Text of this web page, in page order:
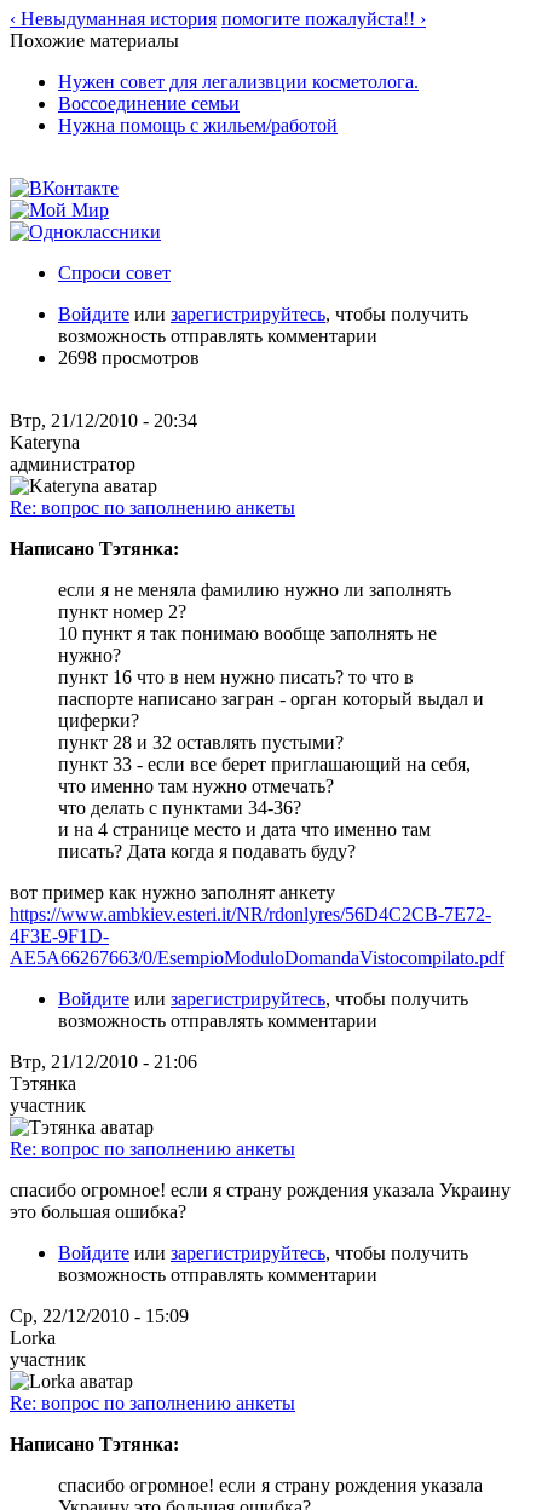
‹ Невыдуманная история помогите пожалуйста!! ›
Похожие материалы
Нужен совет для легализвции косметолога.
Воссоединение семьи
Нужна помощь с жильем/работой
Спроси совет
Войдите или зарегистрируйтесь, чтобы получить
возможность отправлять комментарии
2698 просмотров
Втр, 21/12/2010 - 20:34
Kateryna
администратор
Re: вопрос по заполнению анкеты
Написано Тэтянка:
если я не меняла фамилию нужно ли заполнять
пункт номер 2?
10 пункт я так понимаю вообще заполнять не
нужно?
пункт 16 что в нем нужно писать? то что в
паспорте написано загран - орган который выдал и
циферки?
пункт 28 и 32 оставлять пустыми?
пункт 33 - если все берет приглашающий на себя,
что именно там нужно отмечать?
что делать с пунктами 34-36?
и на 4 странице место и дата что именно там
писать? Дата когда я подавать буду?
вот пример как нужно заполнят анкету
https://www.ambkiev.esteri.it/NR/rdonlyres/56D4C2CB-7E72-
4F3E-9F1D-
AE5A66267663/0/EsempioModuloDomandaVistocompilato.pdf
Войдите или зарегистрируйтесь, чтобы получить
возможность отправлять комментарии
Втр, 21/12/2010 - 21:06
Тэтянка
участник
Re: вопрос по заполнению анкеты
спасибо огромное! если я страну рождения указала Украину
это большая ошибка?
Войдите или зарегистрируйтесь, чтобы получить
возможность отправлять комментарии
Ср, 22/12/2010 - 15:09
Lorka
участник
Re: вопрос по заполнению анкеты
Написано Тэтянка:
спасибо огромное! если я страну рождения указала